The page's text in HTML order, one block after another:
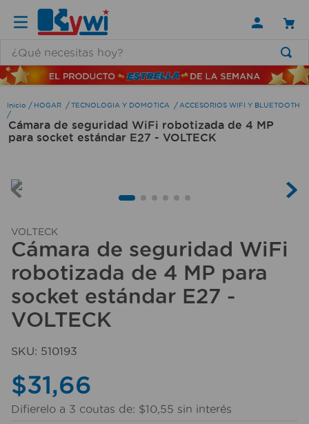
HOGAR TECNOLOGIA Y DOMOTICA ACCESORIOS WIFI Y BLUETOOTH
Cámara de seguridad WiFi robotizada de 4 MP
para socket estándar E27 - VOLTECK
VOLTECK
Cámara de seguridad WiFi
robotizada de 4 MP para
socket estándar E27 -
VOLTECK
SKU: 510193
$31,66
Difierelo a 3 coutas de: $10,55 sin interés
TÉRMINOS MÁS BUSCADOS
1 .
lamparas
2.
ducha
5.
7.
aspiradora
8.
cerradura
9.
taladro
10. sillas